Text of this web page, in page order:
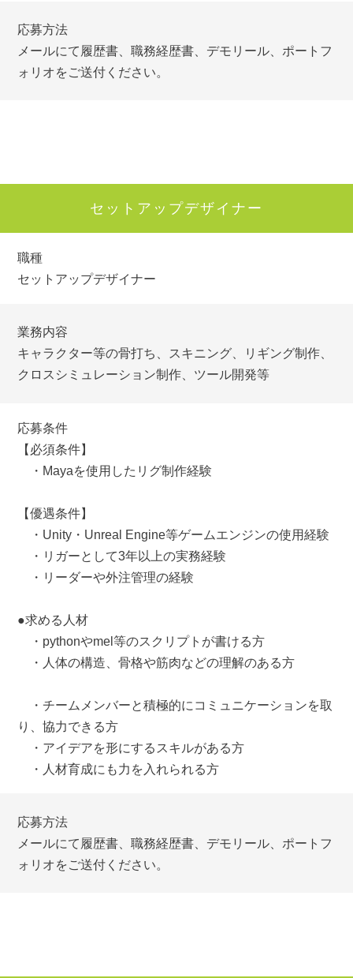
応募方法
メールにて履歴書、職務経歴書、デモリール、ポートフ
ォリオをご送付ください。
セットアップデザイナー
職種
セットアップデザイナー
業務内容
キャラクター等の骨打ち、スキニング、リギング制作、
クロスシミュレーション制作、ツール開発等
応募条件
【必須条件】
・Mayaを使用したリグ制作経験
【優遇条件】
・Unity・Unreal Engine等ゲームエンジンの使用経験
・リガーとして3年以上の実務経験
・リーダーや外注管理の経験
●求める人材
・pythonやmel等のスクリプトが書ける方
・人体の構造、骨格や筋肉などの理解のある方
・チームメンバーと積極的にコミュニケーションを取
り、協力できる方
・アイデアを形にするスキルがある方
・人材育成にも力を入れられる方
応募方法
メールにて履歴書、職務経歴書、デモリール、ポートフ
ォリオをご送付ください。